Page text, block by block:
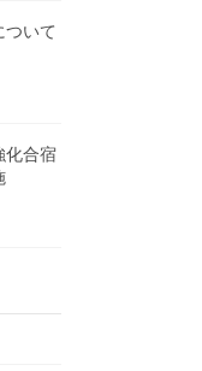
ついて
化合宿